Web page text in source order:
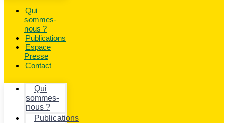
Qui
sommes-
nous ?
Publications
Espace
Presse
Contact
Qui
sommes-
nous ?
Publications